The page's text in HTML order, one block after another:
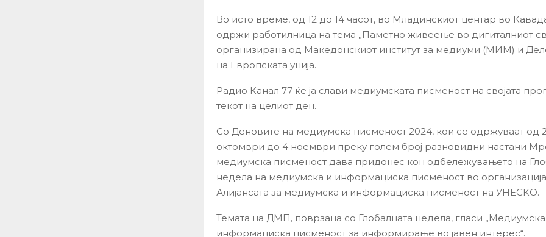
Во исто време, од 12 до 14 часот, во Младинскиот центар во
одржи работилница на тема „Паметно живеење во дигиталниот
организирана од Македонскиот институт за медиуми (МИМ) и
на Европската унија.
Радио Канал 77 ќе ја слави медиумската писменост на својата
текот на целиот ден.
Со Деновите на медиумска писменост 2024, кои се одржуваат од
октомври до 4 ноември преку голем број разновидни настани
медиумска писменост дава придонес кон одбележувањето на
недела на медиумска и информациска писменост во
Алијансата за медиумска и информациска писменост на УНЕСКО.
Темата на ДМП, поврзана со Глобалната недела, гласи
информациска писменост за информирање во јавен интерес“.